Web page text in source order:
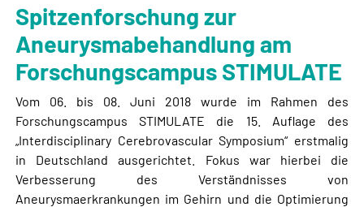
Spitzenforschung zur
Aneurysmabehandlung am
Forschungscampus STIMULATE
Vom 06. bis 08. Juni 2018 wurde im Rahmen des
Forschungscampus STIMULATE die 15. Auflage des
„Interdisciplinary Cerebrovascular Symposium“ erstmalig
in Deutschland ausgerichtet. Fokus war hierbei die
Verbesserung des Verständnisses von
Aneurysmaerkrankungen im Gehirn und die Optimierung